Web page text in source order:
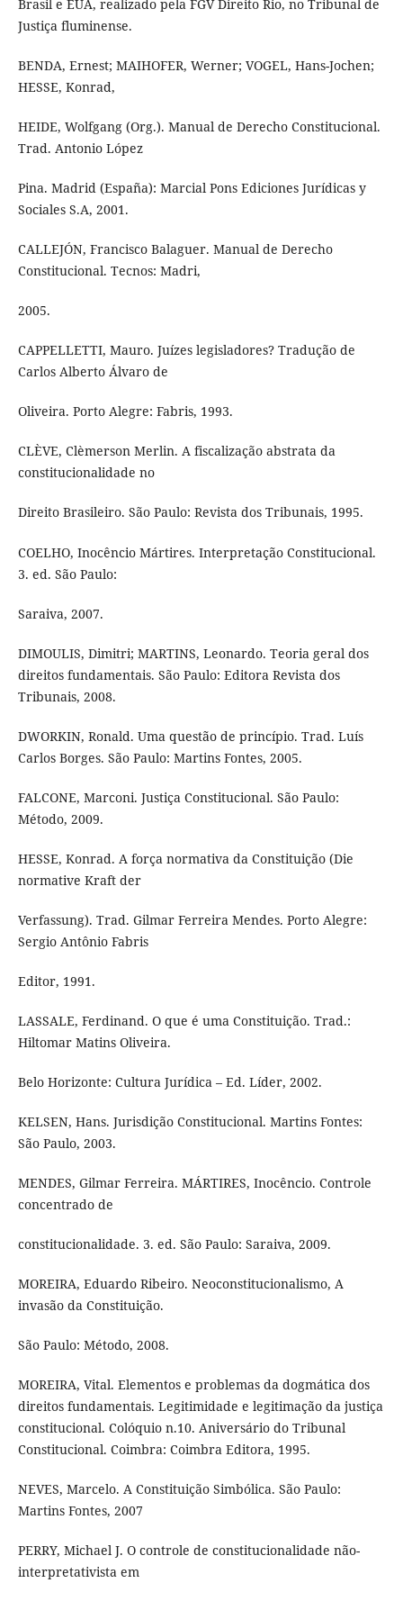
Brasil e EUA, realizado pela FGV Direito Rio, no Tribunal de
Justiça fluminense.
BENDA, Ernest; MAIHOFER, Werner; VOGEL, Hans-Jochen;
HESSE, Konrad,
HEIDE, Wolfgang (Org.). Manual de Derecho Constitucional.
Trad. Antonio López
Pina. Madrid (España): Marcial Pons Ediciones Jurídicas y
Sociales S.A, 2001.
CALLEJÓN, Francisco Balaguer. Manual de Derecho
Constitucional. Tecnos: Madri,
2005.
CAPPELLETTI, Mauro. Juízes legisladores? Tradução de
Carlos Alberto Álvaro de
Oliveira. Porto Alegre: Fabris, 1993.
CLÈVE, Clèmerson Merlin. A fiscalização abstrata da
constitucionalidade no
Direito Brasileiro. São Paulo: Revista dos Tribunais, 1995.
COELHO, Inocêncio Mártires. Interpretação Constitucional.
3. ed. São Paulo:
Saraiva, 2007.
DIMOULIS, Dimitri; MARTINS, Leonardo. Teoria geral dos
direitos fundamentais. São Paulo: Editora Revista dos
Tribunais, 2008.
DWORKIN, Ronald. Uma questão de princípio. Trad. Luís
Carlos Borges. São Paulo: Martins Fontes, 2005.
FALCONE, Marconi. Justiça Constitucional. São Paulo:
Método, 2009.
HESSE, Konrad. A força normativa da Constituição (Die
normative Kraft der
Verfassung). Trad. Gilmar Ferreira Mendes. Porto Alegre:
Sergio Antônio Fabris
Editor, 1991.
LASSALE, Ferdinand. O que é uma Constituição. Trad.:
Hiltomar Matins Oliveira.
Belo Horizonte: Cultura Jurídica – Ed. Líder, 2002.
KELSEN, Hans. Jurisdição Constitucional. Martins Fontes:
São Paulo, 2003.
MENDES, Gilmar Ferreira. MÁRTIRES, Inocêncio. Controle
concentrado de
constitucionalidade. 3. ed. São Paulo: Saraiva, 2009.
MOREIRA, Eduardo Ribeiro. Neoconstitucionalismo, A
invasão da Constituição.
São Paulo: Método, 2008.
MOREIRA, Vital. Elementos e problemas da dogmática dos
direitos fundamentais. Legitimidade e legitimação da justiça
constitucional. Colóquio n.10. Aniversário do Tribunal
Constitucional. Coimbra: Coimbra Editora, 1995.
NEVES, Marcelo. A Constituição Simbólica. São Paulo:
Martins Fontes, 2007
PERRY, Michael J. O controle de constitucionalidade não-
interpretativista em